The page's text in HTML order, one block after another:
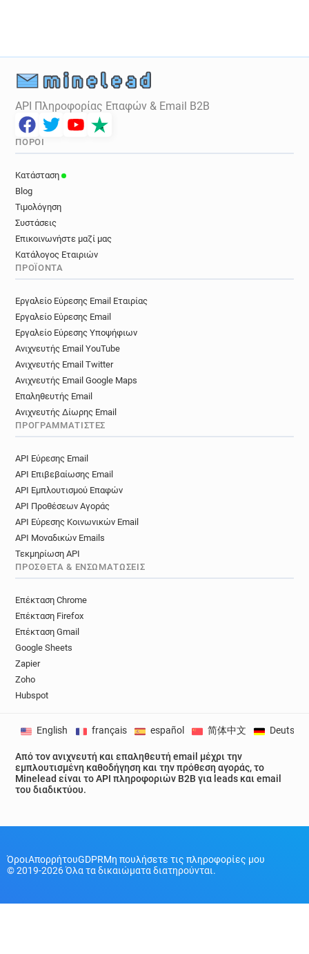
API Πληροφορίας Επαφών & Email B2B
ΠΌΡΟΙ
Κατάσταση
Blog
Τιμολόγηση
Συστάσεις
Επικοινωνήστε μαζί μας
Κατάλογος Εταιριών
ΠΡΟΪΌΝΤΑ
Εργαλείο Εύρεσης Email Εταιρίας
Εργαλείο Εύρεσης Email
Εργαλείο Εύρεσης Υποψήφιων
Ανιχνευτής Email YouTube
Ανιχνευτής Email Twitter
Ανιχνευτής Email Google Maps
Επαληθευτής Email
Ανιχνευτής Δίωρης Email
ΠΡΟΓΡΑΜΜΑΤΙΣΤΈΣ
API Εύρεσης Email
API Επιβεβαίωσης Email
API Εμπλουτισμού Επαφών
API Προθέσεων Αγοράς
API Εύρεσης Κοινωνικών Email
API Μοναδικών Emails
Τεκμηρίωση API
ΠΡΌΣΘΕΤΑ & ΕΝΣΩΜΑΤΏΣΕΙΣ
Επέκταση Chrome
Επέκταση Firefox
Επέκταση Gmail
Google Sheets
Zapier
Zoho
Hubspot
Από τον ανιχνευτή και επαληθευτή email μέχρι την
εμπλουτισμένη καθοδήγηση και την πρόθεση αγοράς, το
Minelead είναι το API πληροφοριών B2B για leads και email
του διαδικτύου.
English français español 简体中文 Deutsch
ΌροιΑπορρήτουGDPRΜη πουλήσετε τις πληροφορίες μου
© 2019-2026 Όλα τα δικαιώματα διατηρούνται.